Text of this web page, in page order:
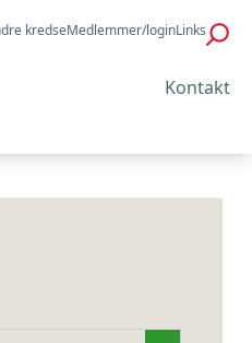
kredseMedlemmer/loginLinks
Kontakt